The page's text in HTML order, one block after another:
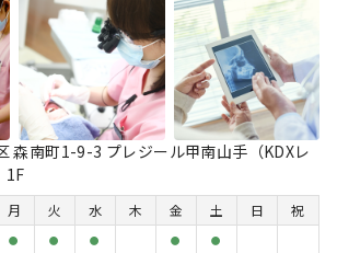
森南町1-9-3 プレジール甲南山手（KDXレ
1F
月 火 水 木 金 土 日
祝
● ● ● ● ●